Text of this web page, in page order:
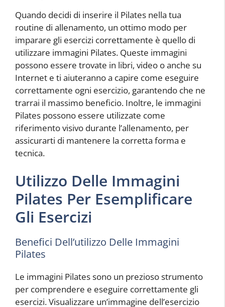
Quando decidi di inserire il Pilates nella tua
routine di allenamento, un ottimo modo per
imparare gli esercizi correttamente è quello di
utilizzare immagini Pilates. Queste immagini
possono essere trovate in libri, video o anche su
Internet e ti aiuteranno a capire come eseguire
correttamente ogni esercizio, garantendo che ne
trarrai il massimo beneficio. Inoltre, le immagini
Pilates possono essere utilizzate come
riferimento visivo durante l’allenamento, per
assicurarti di mantenere la corretta forma e
tecnica.
Utilizzo Delle Immagini
Pilates Per Esemplificare
Gli Esercizi
Benefici Dell’utilizzo Delle Immagini
Pilates
Le immagini Pilates sono un prezioso strumento
per comprendere e eseguire correttamente gli
esercizi. Visualizzare un’immagine dell’esercizio